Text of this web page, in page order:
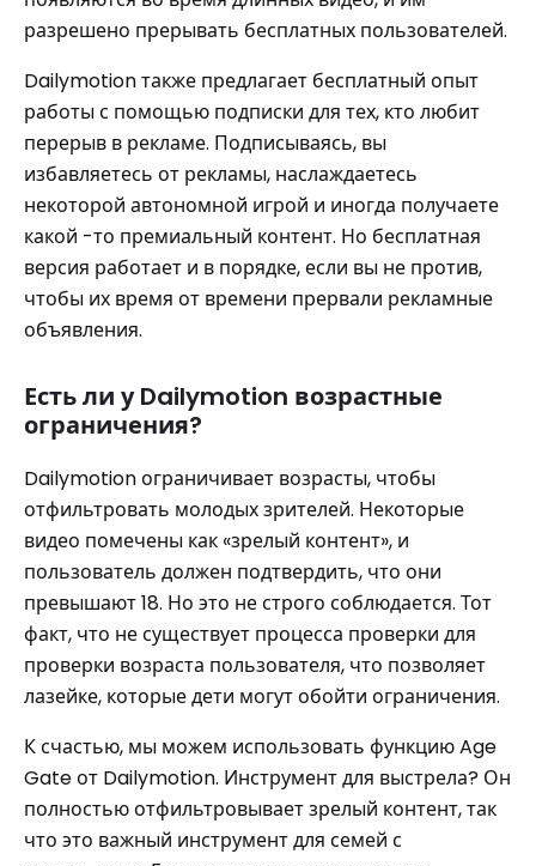
разрешено прерывать бесплатных пользователей.
Dailymotion также предлагает бесплатный опыт
работы с помощью подписки для тех, кто любит
перерыв в рекламе. Подписываясь, вы
избавляетесь от рекламы, наслаждаетесь
некоторой автономной игрой и иногда получаете
какой -то премиальный контент. Но бесплатная
версия работает и в порядке, если вы не против,
чтобы их время от времени прервали рекламные
объявления.
Есть ли у Dailymotion возрастные
ограничения?
Dailymotion ограничивает возрасты, чтобы
отфильтровать молодых зрителей. Некоторые
видео помечены как «зрелый контент», и
пользователь должен подтвердить, что они
превышают 18. Но это не строго соблюдается. Тот
факт, что не существует процесса проверки для
проверки возраста пользователя, что позволяет
лазейке, которые дети могут обойти ограничения.
К счастью, мы можем использовать функцию Age
Gate от Dailymotion. Инструмент для выстрела? Он
полностью отфильтровывает зрелый контент, так
что это важный инструмент для семей с